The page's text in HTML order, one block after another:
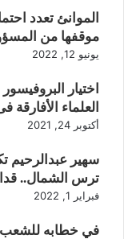
الموانئ تعدد
موقفها من
يونيو 12, 2022
اختيار
العلماء الأفارقة
أكتوبر 24, 2021
سهير عبدالرحيم
ترس الشمال..
فبراير 1, 2022
في خطابه للشعب